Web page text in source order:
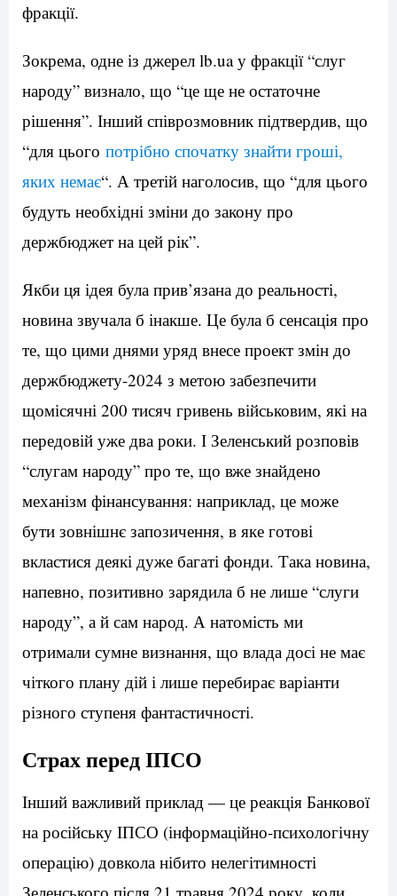
фракції.
Зокрема, одне із джерел lb.ua у фракції “слуг
народу” визнало, що “це ще не остаточне
рішення”. Інший співрозмовник підтвердив, що
“для цього потрібно спочатку знайти гроші,
яких немає“. А третій наголосив, що “для цього
будуть необхідні зміни до закону про
держбюджет на цей рік”.
Якби ця ідея була прив’язана до реальності,
новина звучала б інакше. Це була б сенсація про
те, що цими днями уряд внесе проект змін до
держбюджету-2024 з метою забезпечити
щомісячні 200 тисяч гривень військовим, які на
передовій уже два роки. І Зеленський розповів
“слугам народу” про те, що вже знайдено
механізм фінансування: наприклад, це може
бути зовнішнє запозичення, в яке готові
вкластися деякі дуже багаті фонди. Така новина,
напевно, позитивно зарядила б не лише “слуги
народу”, а й сам народ. А натомість ми
отримали сумне визнання, що влада досі не має
чіткого плану дій і лише перебирає варіанти
різного ступеня фантастичності.
Страх перед ІПСО
Інший важливий приклад — це реакція Банкової
на російську ІПСО (інформаційно-психологічну
операцію) довкола нібито нелегітимності